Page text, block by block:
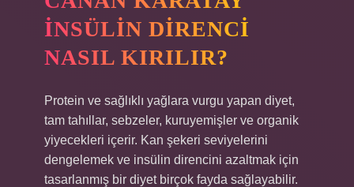
INSÜLIN DIRENCI
NASIL KIRILIR?
Protein ve sağlıklı yağlara vurgu yapan diyet,
tam tahıllar, sebzeler, kuruyemişler ve organik
yiyecekleri içerir. Kan şekeri seviyelerini
dengelemek ve insülin direncini azaltmak için
tasarlanmış bir diyet birçok fayda sağlayabilir.